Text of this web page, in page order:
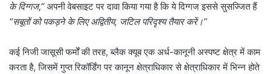
के दिग्गज,” अपनी वेबसाइट पर दावा किया गया है कि ये दिग्गज इससे सुसज्जित हैं
“सबूतों को पकड़ने के लिए अद्वितीय, जटिल परिदृश्य तैयार करें।”
कई निजी जासूसी फर्मों की तरह, ब्लैक क्यूब एक अर्ध-कानूनी अस्पष्ट क्षेत्र में काम
करता है, जिसमें गुप्त रिकॉर्डिंग पर कानून क्षेत्राधिकार से क्षेत्राधिकार में भिन्न होते